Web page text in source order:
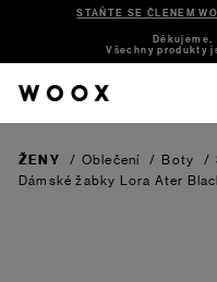
STAŇTE SE ČLENEM
Děkujeme,
Všechny produkty
ŽENY / Oblečení / Boty /
Dámské žabky Lora Ater